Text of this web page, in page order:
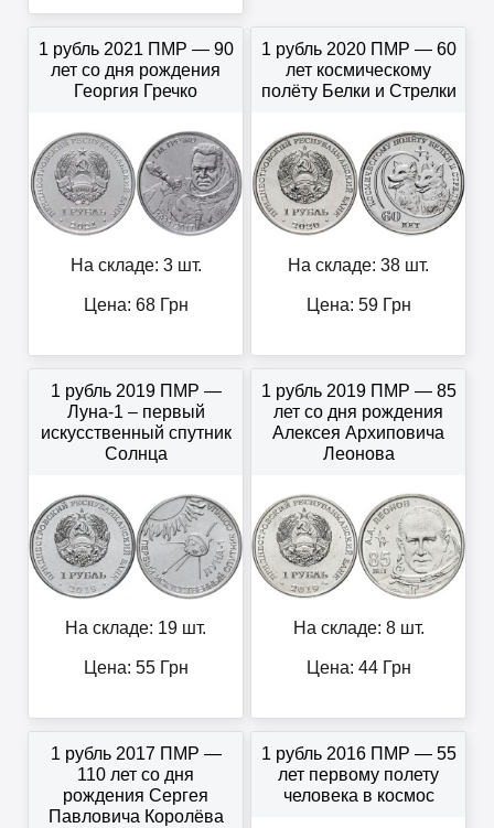
1 рубль 2021 ПМР — 90
лет со дня рождения
Георгия Гречко
На складе: 3 шт.
Цена: 68Грн
1 рубль 2020 ПМР — 60
лет космическому
полёту Белки и Стрелки
На складе: 38 шт.
Цена: 59Грн
1 рубль 2019 ПМР —
Луна-1 – первый
искусственный спутник
Солнца
На складе: 19 шт.
Цена: 55Грн
1 рубль 2019 ПМР — 85
лет со дня рождения
Алексея Архиповича
Леонова
На складе: 8 шт.
Цена: 44Грн
1 рубль 2017 ПМР —
110 лет со дня
рождения Сергея
Павловича Королёва
1 рубль 2016 ПМР — 55
лет первому полету
человека в космос